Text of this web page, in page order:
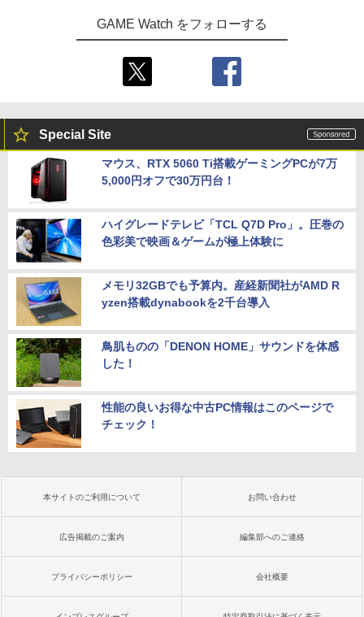
GAME Watch をフォローする
Special Site
マウス、RTX 5060 Ti搭載ゲーミングPCが7万
5,000円オフで30万円台！
ハイグレードテレビ「TCL Q7D Pro」。圧巻の
色彩美で映画＆ゲームが極上体験に
メモリ32GBでも予算内。産経新聞社がAMD R
yzen搭載dynabookを2千台導入
鳥肌ものの「DENON HOME」サウンドを体感
した！
性能の良いお得な中古PC情報はこのページで
チェック！
本サイトのご利用について お問い合わせ
広告掲載のご案内 編集部へのご連絡
プライバシーポリシー 会社概要